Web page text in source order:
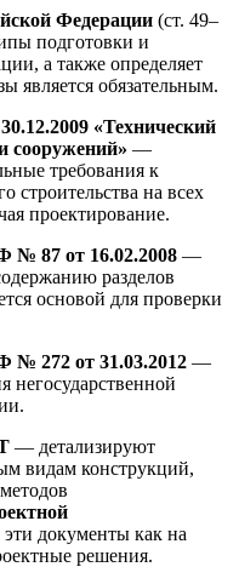
Федерации (ст. 49–
подготовки и
а также определяет
является обязательным.
«Технический
сооружений» —
требования к
строительства на всех
проектирование.
№ 87 от 16.02.2008 —
разделов
основой для проверки
№ 272 от 31.03.2012 —
негосударственной
— детализируют
видам конструкций,
эти документы как на
решения.